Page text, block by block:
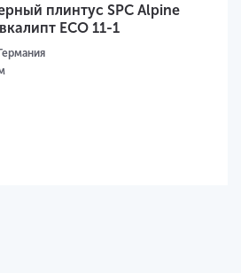
плинтус SPC Alpine
ECO 11-1